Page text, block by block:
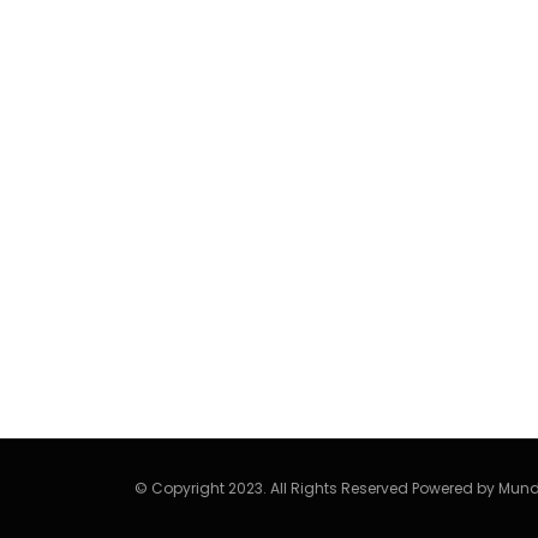
© Copyright 2023. All Rights Reserved Powered by